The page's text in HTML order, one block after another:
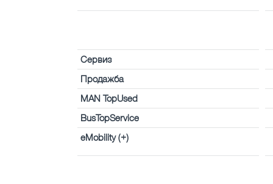
Сервиз
Продажба
MAN TopUsed
BusTopService
eMobility (+)